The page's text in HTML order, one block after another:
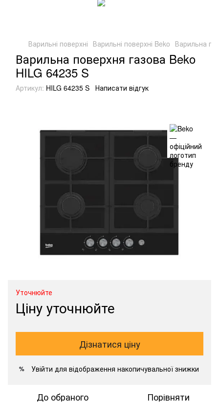
Варильні поверхні Варильні поверхні Beko Варильна
Варильна поверхня газова Beko
HILG 64235 S
Артикул: HILG 64235 S Написати відгук
Уточнюйте
Ціну уточнюйте
Дізнатися ціну
% Увійти для відображення накопичувальної знижки
До обраного Порівняти